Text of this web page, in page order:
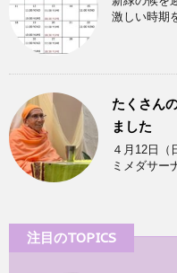
激しい時期
たくさん
ました
４月12日（
ミメダサー
注目のTOPICS